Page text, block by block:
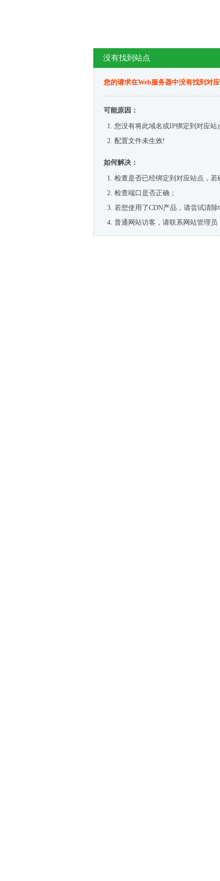
没有找到站点
您的请求在Web服务器中没有找到对
可能原因：
您没有将此域名或IP绑定到对应站
配置文件未生效!
如何解决：
检查是否已经绑定到对应站点，
检查端口是否正确；
若您使用了CDN产品，请尝试清除
普通网站访客，请联系网站管理员